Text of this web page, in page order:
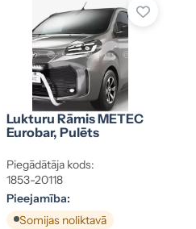
Lukturu Rāmis METEC
Eurobar, Pulēts
Piegādātāja kods:
1853-20118
Pieejamība:
Somijas noliktavā